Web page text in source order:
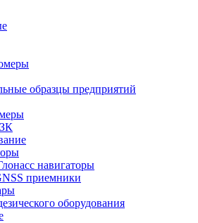
образцы предприятий
навигаторы
приемники
оборудования